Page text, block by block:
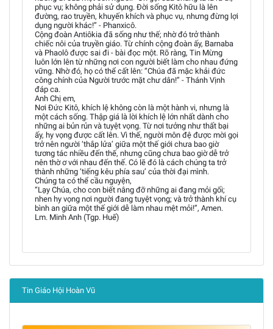
phục vụ; không phải sử dụng. Đời sống Kitô hữu là lên
đường, rao truyền, khuyến khích và phục vụ, nhưng đừng lợi
dụng người khác!” - Phanxicô.
Cộng đoàn Antiôkia đã sống như thế; nhờ đó trở thành
chiếc nôi của truyền giáo. Từ chính cộng đoàn ấy, Barnaba
và Phaolô được sai đi - bài đọc một. Rõ ràng, Tin Mừng
luôn lớn lên từ những nơi con người biết làm cho nhau đứng
vững. Nhờ đó, họ có thể cất lên: “Chúa đã mặc khải đức
công chính của Người trước mặt chư dân!” - Thánh Vịnh
đáp ca.
Anh Chị em,
Nơi Đức Kitô, khích lệ không còn là một hành vi, nhưng là
một cách sống. Thập giá là lời khích lệ lớn nhất dành cho
những ai bủn rủn và tuyệt vọng. Từ nơi tưởng như thất bại
ấy, hy vọng được cất lên. Vì thế, người môn đệ được mời gọi
trở nên người ‘thắp lửa’ giữa một thế giới chưa bao giờ
tương tác nhiều đến thế, nhưng cũng chưa bao giờ dễ trở
nên thờ ơ với nhau đến thế. Có lẽ đó là cách chúng ta trở
thành những ‘tiếng kêu phía sau’ của thời đại mình.
Chúng ta có thể cầu nguyện,
“Lạy Chúa, cho con biết nâng đỡ những ai đang mỏi gối;
nhen hy vọng nơi người đang tuyệt vọng; và trở thành khí cụ
bình an giữa một thế giới dễ làm nhau mệt mỏi!”, Amen.
Lm. Minh Anh (Tgp. Huế)
Tin Giáo Hội Hoàn Vũ